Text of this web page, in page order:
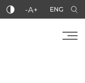
-A+ ENG